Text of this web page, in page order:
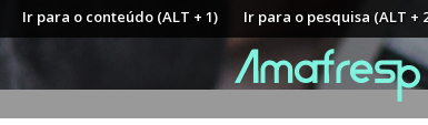
Ir para o conteúdo (ALT + 1) Ir para o pesquisa (ALT +